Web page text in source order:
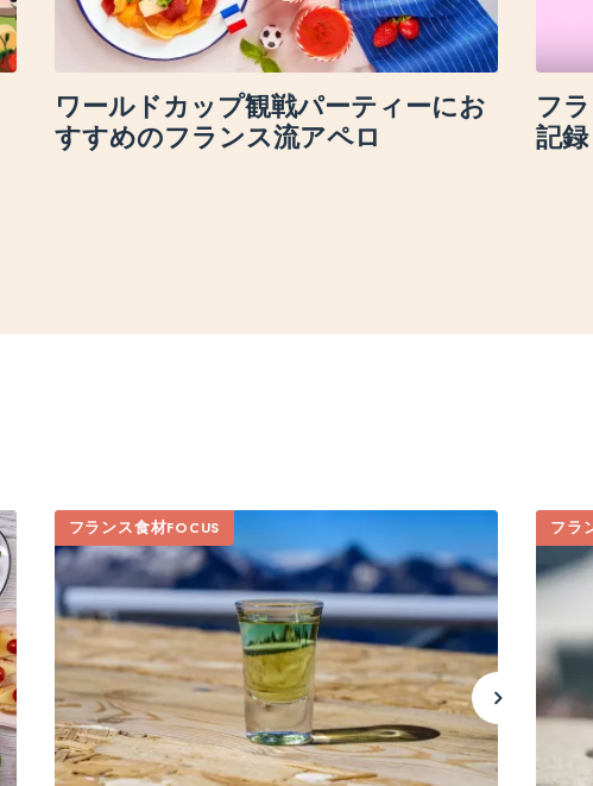
ワールドカップ観戦パーティーにお
すすめのフランス流アペロ
フ
記録
フランス食材FOCUS フラ